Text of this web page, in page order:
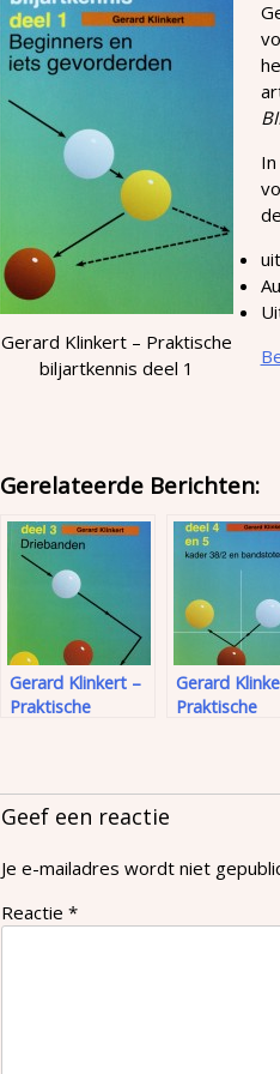
Gerard Klinkert – Praktische
biljartkennis deel 1
Gerelateerde Berichten:
Gerard Klinkert –
Praktische
Gerard
Praktische
Geef een reactie
Je e-mailadres wordt niet
Reactie *